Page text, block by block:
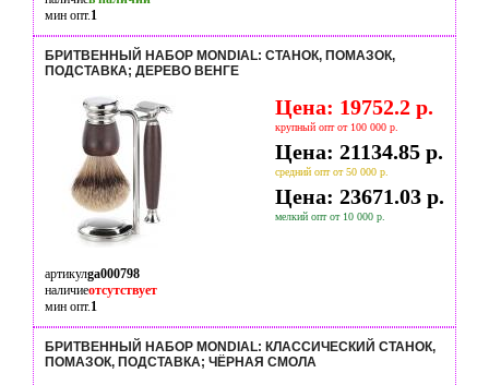
мин опт.1
БРИТВЕННЫЙ НАБОР MONDIAL: СТАНОК, ПОМАЗОК,
ПОДСТАВКА; ДЕРЕВО ВЕНГЕ
Цена: 19752.2 р.
крупный опт от 100 000 р.
Цена: 21134.85 р.
средний опт от 50 000 р.
Цена: 23671.03 р.
мелкий опт от 10 000 р.
артикулga000798
наличиеотсутствует
мин опт.1
БРИТВЕННЫЙ НАБОР MONDIAL: КЛАССИЧЕСКИЙ СТАНОК,
ПОМАЗОК, ПОДСТАВКА; ЧЁРНАЯ СМОЛА